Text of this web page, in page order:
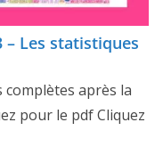
– Les statistiques
après la
pour le pdf Cliquez